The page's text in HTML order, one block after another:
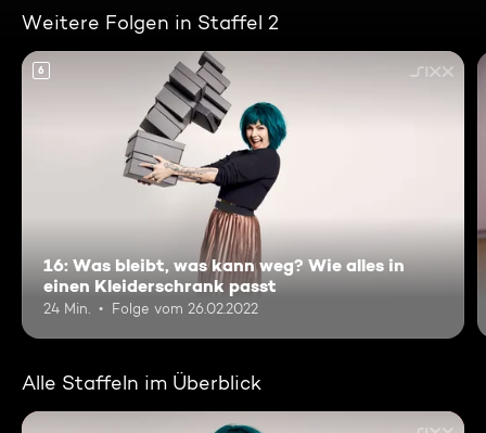
Weitere Folgen in Staffel 2
6
16: Was bleibt, was kann weg? Wie alles in
einen Kleiderschrank passt
24 Min. Folge vom 26.02.2022
Alle Staffeln im Überblick